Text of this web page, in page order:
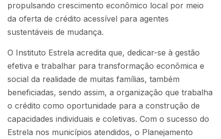
propulsando crescimento econômico local por meio
da oferta de crédito acessível para agentes
sustentáveis de mudança.
O Instituto Estrela acredita que, dedicar-se à gestão
efetiva e trabalhar para transformação econômica e
social da realidade de muitas famílias, também
beneficiadas, sendo assim, a organização que trabalha
o crédito como oportunidade para a construção de
capacidades individuais e coletivas. Com o sucesso do
Estrela nos municípios atendidos, o Planejamento